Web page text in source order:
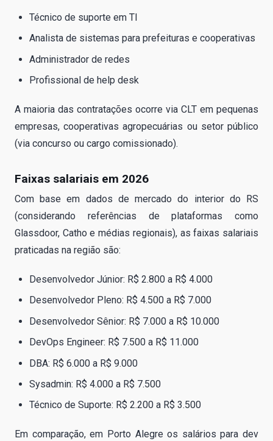
Técnico de suporte em TI
Analista de sistemas para prefeituras e cooperativas
Administrador de redes
Profissional de help desk
A maioria das contratações ocorre via CLT em pequenas
empresas, cooperativas agropecuárias ou setor público
(via concurso ou cargo comissionado).
Faixas salariais em 2026
Com base em dados de mercado do interior do RS
(considerando referências de plataformas como
Glassdoor, Catho e médias regionais), as faixas salariais
praticadas na região são:
Desenvolvedor Júnior: R$ 2.800 a R$ 4.000
Desenvolvedor Pleno: R$ 4.500 a R$ 7.000
Desenvolvedor Sênior: R$ 7.000 a R$ 10.000
DevOps Engineer: R$ 7.500 a R$ 11.000
DBA: R$ 6.000 a R$ 9.000
Sysadmin: R$ 4.000 a R$ 7.500
Técnico de Suporte: R$ 2.200 a R$ 3.500
Em comparação, em Porto Alegre os salários para dev